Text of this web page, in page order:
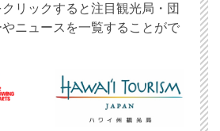
リックすると注目観光局・団
ニュースを一覧することがで